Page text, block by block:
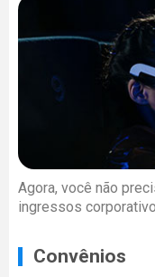
Agora, você não
ingressos
Convênios